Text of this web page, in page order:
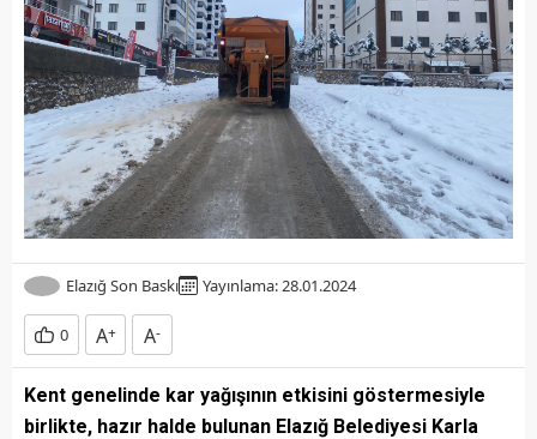
Elazığ Son Baskı Yayınlama: 28.01.2024
0 A+ A-
Kent genelinde kar yağışının etkisini göstermesiyle
birlikte, hazır halde bulunan Elazığ Belediyesi Karla